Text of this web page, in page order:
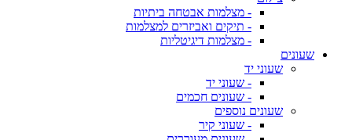
- מצלמות אבטחה ביתיות
- תיקים ואביזרים למצלמות
- מצלמות דיגיטליות
שעונים
שעוני יד
- שעוני יד
- שעונים חכמים
שעונים נוספים
- שעוני קיר